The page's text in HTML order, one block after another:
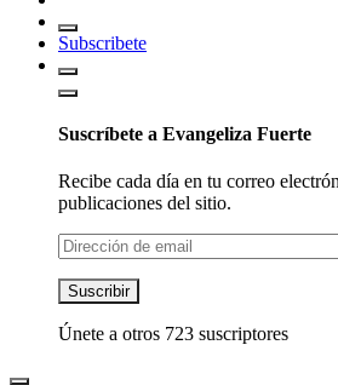
Subscribete
Suscríbete a Evangeliza Fuerte
Recibe cada día en tu correo
publicaciones del sitio.
Dirección
de
email
Suscribir
Únete a otros 723 suscriptores